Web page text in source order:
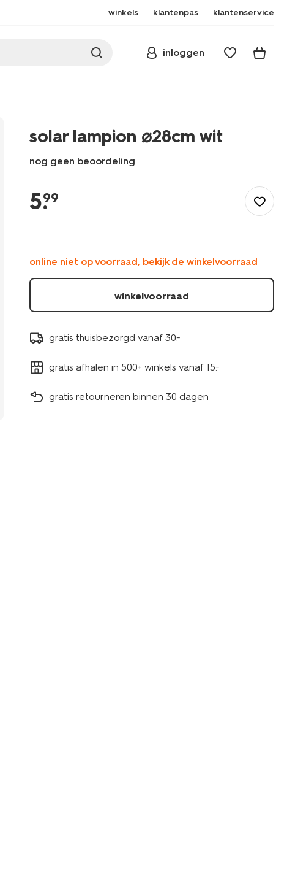
winkels klantenpas klantenservice
inloggen
solar lampion ⌀28cm wit
nog geen beoordeling
lampion-
5.
99
online niet op voorraad, bekijk de winkelvoorraad
winkelvoorraad
gratis thuisbezorgd vanaf 30.-
gratis afhalen in 500+ winkels vanaf 15.-
gratis retourneren binnen 30 dagen